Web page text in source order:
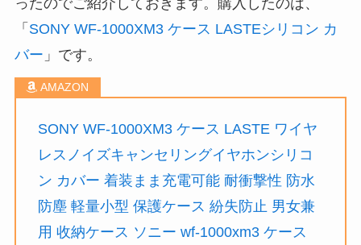
「 SONY WF-1000XM3 ケース LASTEシリコン カ
バー 」です。
SONY WF-1000XM3 ケース LASTE ワイヤ
レスノイズキャンセリングイヤホンシリコ
ン カバー 着装まま充電可能 耐衝撃性 防水
防塵 軽量小型 保護ケース 紛失防止 男女兼
用 收納ケース ソニー wf-1000xm3 ケース